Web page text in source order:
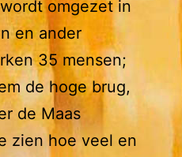
omgezet in
en ander
35 mensen;
de hoge brug,
de Maas
zien hoe veel en